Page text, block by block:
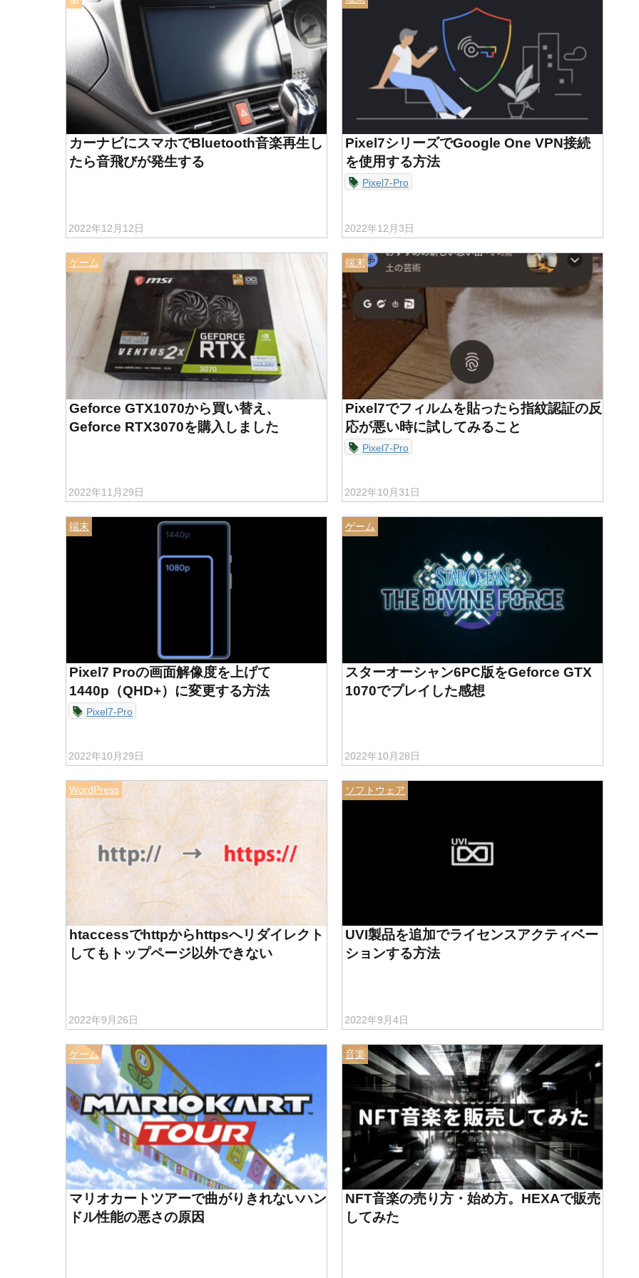
カーナビにスマホでBluetooth音楽再生し
たら音飛びが発生する
2022年12月12日
Pixel7シリーズでGoogle One VPN接続
を使用する方法
Pixel7-Pro
2022年12月3日
ゲーム
Geforce GTX1070から買い替え、
Geforce RTX3070を購入しました
2022年11月29日
端末
Pixel7でフィルムを貼ったら指紋認証の反
応が悪い時に試してみること
Pixel7-Pro
2022年10月31日
端末
Pixel7 Proの画面解像度を上げて
1440p（QHD+）に変更する方法
Pixel7-Pro
2022年10月29日
ゲーム
スターオーシャン6PC版をGeforce GTX
1070でプレイした感想
2022年10月28日
WordPress
htaccessでhttpからhttpsへリダイレクト
してもトップページ以外できない
2022年9月26日
ソフトウェア
UVI製品を追加でライセンスアクティベー
ションする方法
2022年9月4日
ゲーム
マリオカートツアーで曲がりきれないハン
ドル性能の悪さの原因
音楽
NFT音楽の売り方・始め方。HEXAで販売
してみた